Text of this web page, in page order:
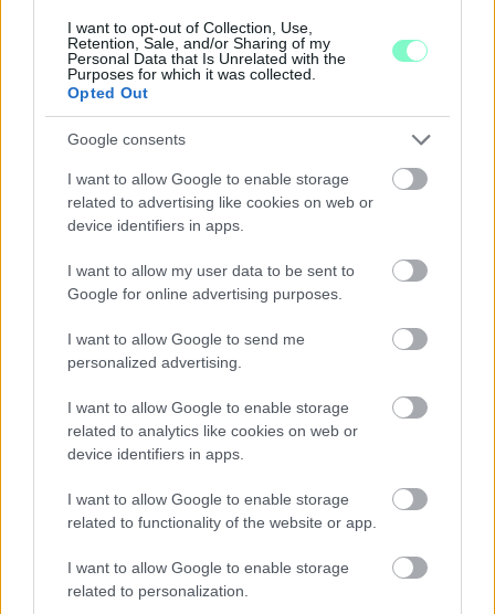
I want to opt-out of Collection, Use,
Retention, Sale, and/or Sharing of my
Personal Data that Is Unrelated with the
Purposes for which it was collected.
Opted Out
Google consents
I want to allow Google to enable storage
related to advertising like cookies on web or
device identifiers in apps.
I want to allow my user data to be sent to
Google for online advertising purposes.
I want to allow Google to send me
personalized advertising.
I want to allow Google to enable storage
related to analytics like cookies on web or
device identifiers in apps.
I want to allow Google to enable storage
related to functionality of the website or app.
I want to allow Google to enable storage
related to personalization.
ENERGIATAKARÉKOSSÁG: KORÁBBAN KEZDŐDIK
MÉRKŐZÉSE
Az energiaellátás tehermentesítése érdekében másfél órával
kezdését.